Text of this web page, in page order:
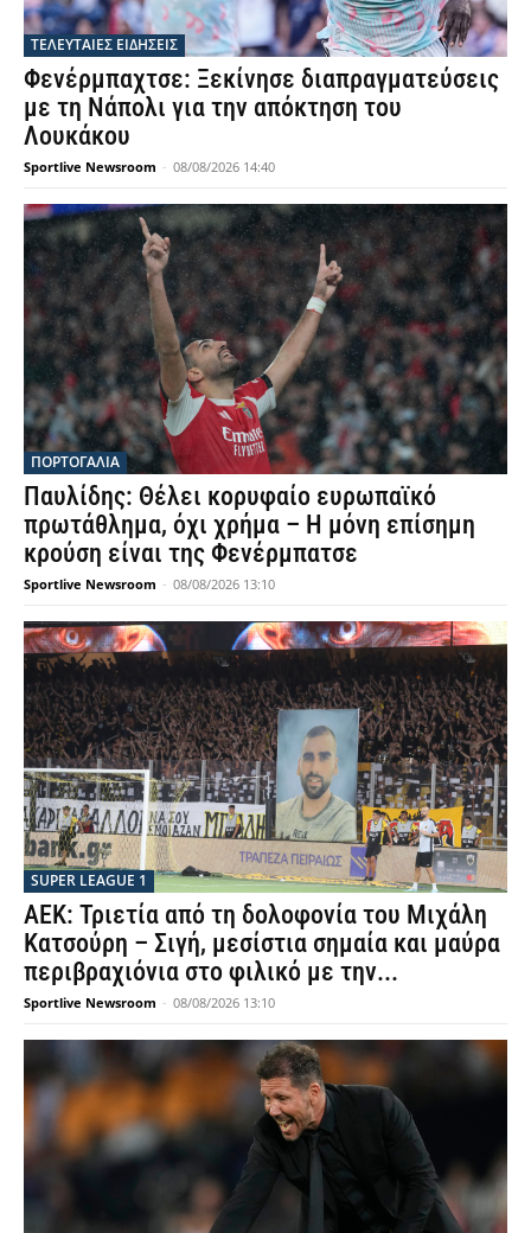
ΤΕΛΕΥΤΑΙΕΣ ΕΙΔΗΣΕΙΣ
Φενέρμπαχτσε: Ξεκίνησε διαπραγματεύσεις
με τη Νάπολι για την απόκτηση του
Λουκάκου
Sportlive Newsroom - 08/08/2026 14:40
ΠΟΡΤΟΓΑΛΙΑ
Παυλίδης: Θέλει κορυφαίο ευρωπαϊκό
πρωτάθλημα, όχι χρήμα – Η μόνη επίσημη
κρούση είναι της Φενέρμπατσε
Sportlive Newsroom - 08/08/2026 13:10
SUPER LEAGUE 1
ΑΕΚ: Τριετία από τη δολοφονία του Μιχάλη
Κατσούρη – Σιγή, μεσίστια σημαία και μαύρα
περιβραχιόνια στο φιλικό με την...
Sportlive Newsroom - 08/08/2026 13:10